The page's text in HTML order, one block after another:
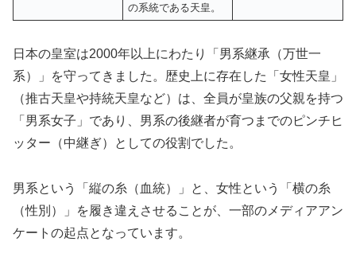
の系統である天皇。
日本の皇室は2000年以上にわたり「男系継承（万世一
系）」を守ってきました。歴史上に存在した「女性天皇」
（推古天皇や持統天皇など）は、全員が皇族の父親を持つ
「男系女子」であり、男系の後継者が育つまでのピンチヒ
ッター（中継ぎ）としての役割でした。
男系という「縦の糸（血統）」と、女性という「横の糸
（性別）」を履き違えさせることが、一部のメディアアン
ケートの起点となっています。